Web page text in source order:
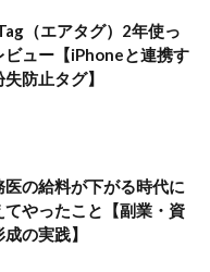
（エアタグ）2年使っ
ビュー【iPhoneと連携す
失防止タグ】
医の給料が下がる時代に
てやったこと【副業・資
の実践】